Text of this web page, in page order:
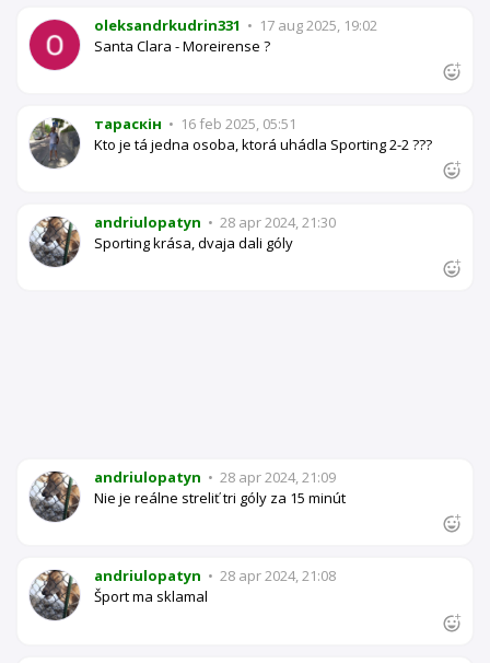
oleksandrkudrin331 • 17 aug 2025, 19:02
Santa Clara - Moreirense ?
тараскін • 16 feb 2025, 05:51
Kto je tá jedna osoba, ktorá uhádla Sporting 2-2 ???
andriulopatyn • 28 apr 2024, 21:30
Sporting krása, dvaja dali góly
andriulopatyn • 28 apr 2024, 21:09
Nie je reálne streliť tri góly za 15 minút
andriulopatyn • 28 apr 2024, 21:08
Šport ma sklamal